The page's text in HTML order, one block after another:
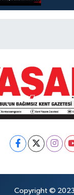
Copyright © 2023.